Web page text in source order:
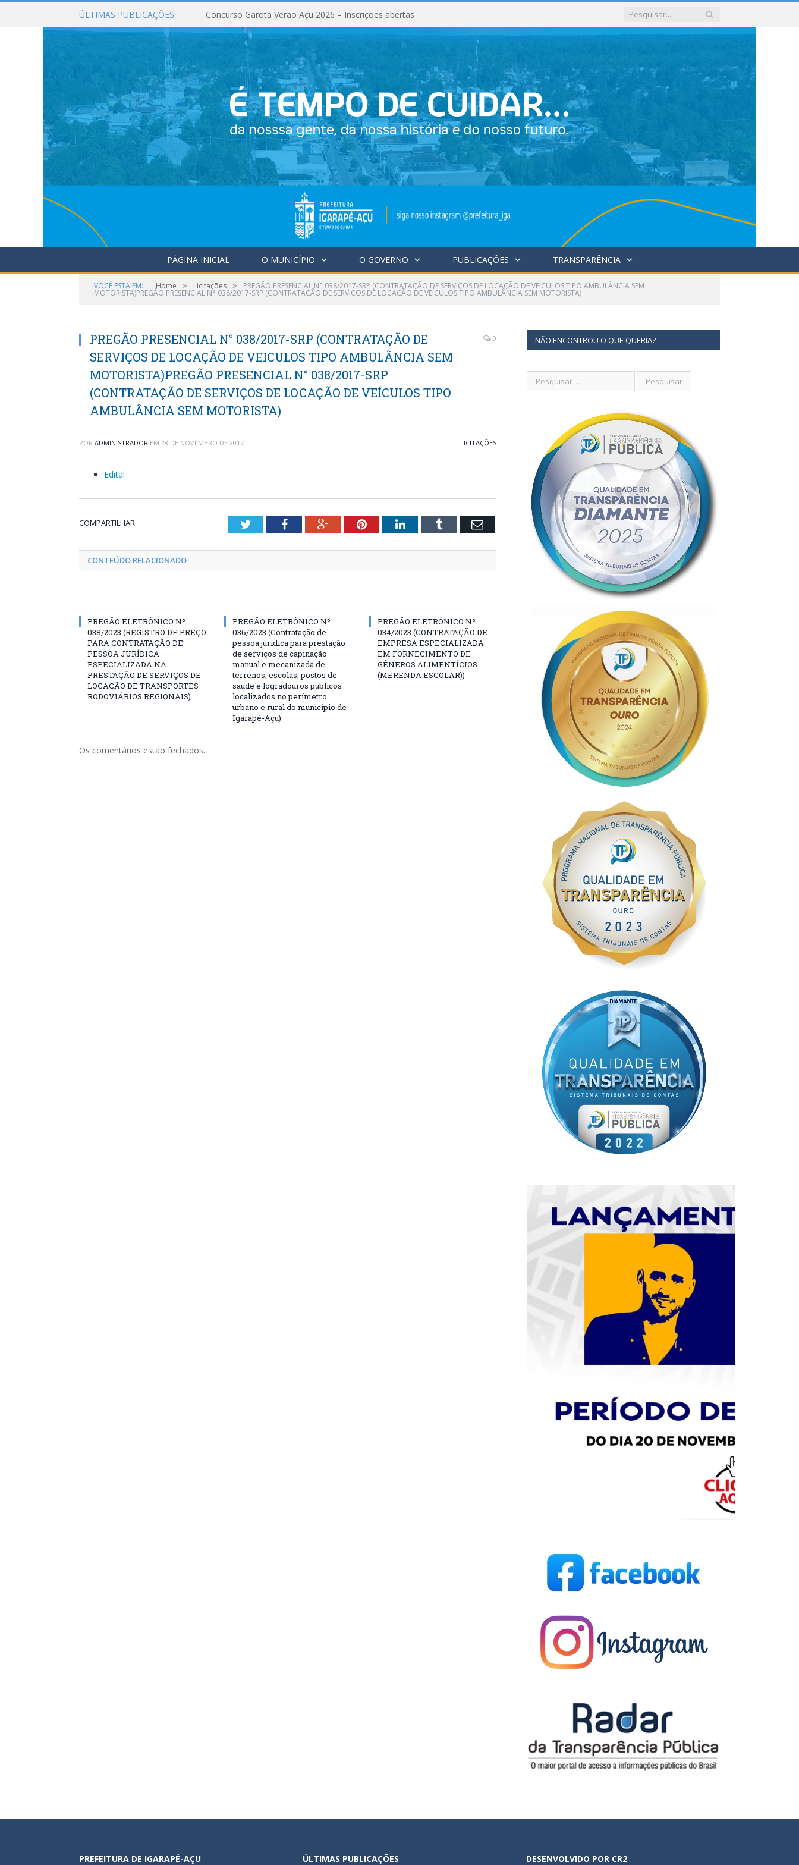
ÚLTIMAS PUBLICAÇÕES: Concurso Garota Verão Açu 2026 – Inscrições abertas
PÁGINA INICIAL O MUNICÍPIO O GOVERNO PUBLICAÇÕES TRANSPARÊNCIA
VOCÊ ESTÁ EM: Home » Licitações » PREGÃO PRESENCIAL N° 038/2017-SRP (CONTRATAÇÃO DE SERVIÇOS DE LOCAÇÃO DE VEICULOS TIPO AMBULÂNCIA SEM
MOTORISTA)PREGÃO PRESENCIAL N° 038/2017-SRP (CONTRATAÇÃO DE SERVIÇOS DE LOCAÇÃO DE VEÍCULOS TIPO AMBULÂNCIA SEM MOTORISTA)
PREGÃO PRESENCIAL N° 038/2017-SRP (CONTRATAÇÃO DE
SERVIÇOS DE LOCAÇÃO DE VEICULOS TIPO AMBULÂNCIA SEM
MOTORISTA)PREGÃO PRESENCIAL N° 038/2017-SRP
(CONTRATAÇÃO DE SERVIÇOS DE LOCAÇÃO DE VEÍCULOS TIPO
AMBULÂNCIA SEM MOTORISTA)
0
POR ADMINISTRADOR EM 28 DE NOVEMBRO DE 2017 LICITAÇÕES
Edital
COMPARTILHAR: TwitterFacebookGoogle+PinterestLinkedInTumblr Email
CONTEÚDO RELACIONADO
PREGÃO ELETRÔNICO Nº
038/2023 (REGISTRO DE PREÇO
PARA CONTRATAÇÃO DE
PESSOA JURÍDICA
ESPECIALIZADA NA
PRESTAÇÃO DE SERVIÇOS DE
LOCAÇÃO DE TRANSPORTES
RODOVIÁRIOS REGIONAIS)
PREGÃO ELETRÔNICO Nº
036/2023 (Contratação de
pessoa jurídica para prestação
de serviços de capinação
manual e mecanizada de
terrenos, escolas, postos de
saúde e logradouros públicos
localizados no perímetro
urbano e rural do município de
Igarapé-Açu)
PREGÃO ELETRÔNICO Nº
034/2023 (CONTRATAÇÃO DE
EMPRESA ESPECIALIZADA
EM FORNECIMENTO DE
GÊNEROS ALIMENTÍCIOS
(MERENDA ESCOLAR))
Os comentários estão fechados.
NÃO ENCONTROU O QUE QUERIA?
PREFEITURA DE IGARAPÉ-AÇU ÚLTIMAS PUBLICAÇÕES DESENVOLVIDO POR CR2